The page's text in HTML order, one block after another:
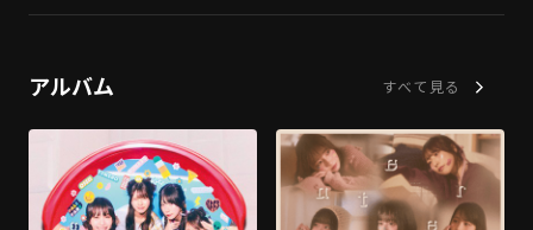
アルバム すべて見る